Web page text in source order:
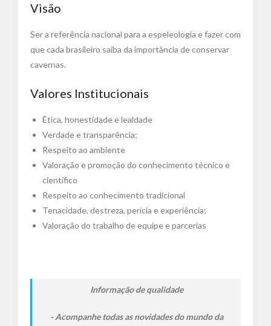
Visão
Ser a referência nacional para a espeleologia e fazer com
que cada brasileiro saiba da importância de conservar
cavernas.
Valores Institucionais
Ética, honestidade e lealdade
Verdade e transparência;
Respeito ao ambiente
Valoração e promoção do conhecimento técnico e
científico
Respeito ao conhecimento tradicional
Tenacidade, destreza, perícia e experiência;
Valoração do trabalho de equipe e parcerias
Informação de qualidade
Acompanhe todas as novidades do mundo da